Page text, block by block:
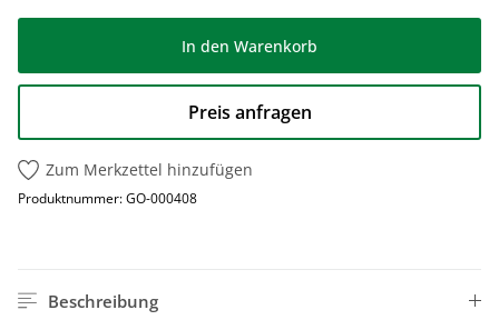
In den Warenkorb
Preis anfragen
Zum Merkzettel hinzufügen
Produktnummer:GO-000408
Beschreibung